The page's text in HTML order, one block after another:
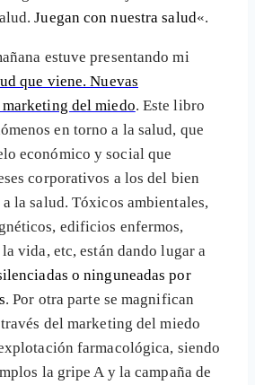
Juegan con nuestra salud«.
estuve presentando mi
que viene. Nuevas
del miedo. Este libro
en torno a la salud, que
económico y social que
corporativos a los del bien
la salud. Tóxicos ambientales,
edificios enfermos,
vida, etc, están dando lugar a
o ninguneadas por
. Por otra parte se magnifican
del marketing del miedo
farmacológica, siendo
la gripe A y la campaña de